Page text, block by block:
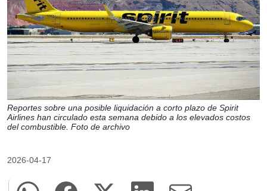
Reportes sobre una posible liquidación a corto plazo de Spirit
Airlines han circulado esta semana debido a los elevados costos
del combustible. Foto de archivo
2026-04-17